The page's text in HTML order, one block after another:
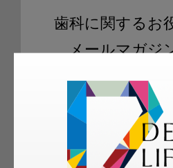
歯科に関するお
メールマガジ
ご登録いただいた職
科衛生士、歯科技工